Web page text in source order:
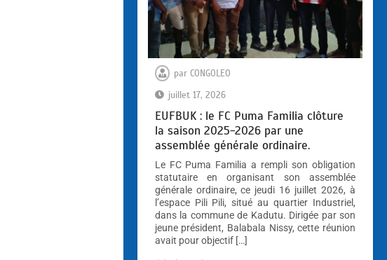
par CONGOLEO
juillet 17, 2026
EUFBUK : le FC Puma Familia clôture
la saison 2025-2026 par une
assemblée générale ordinaire.
Le FC Puma Familia a rempli son obligation
statutaire en organisant son assemblée
générale ordinaire, ce jeudi 16 juillet 2026, à
l’espace Pili Pili, situé au quartier Industriel,
dans la commune de Kadutu. Dirigée par son
jeune président, Balabala Nissy, cette réunion
avait pour objectif […]